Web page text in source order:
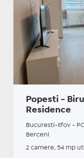
Popesti -
Residence
Bucuresti-Ilfov -
Berceni
2 camere, 54 mp